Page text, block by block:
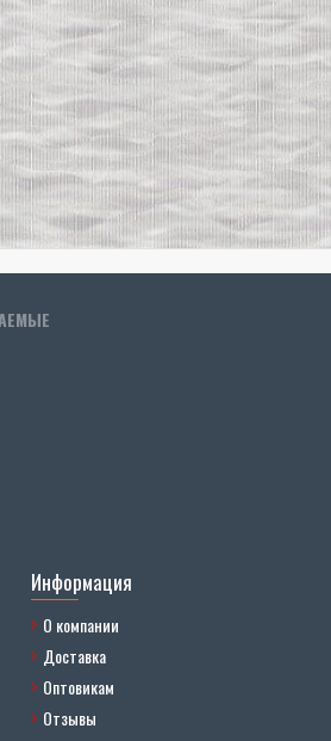
Информация
О компании
Доставка
Оптовикам
Отзывы